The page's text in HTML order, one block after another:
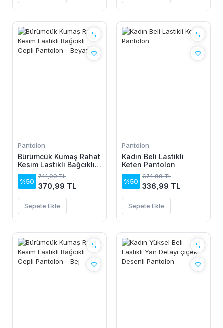
Pantolon
Bürümcük Kumaş Rahat
Kesim Lastikli Bağcıklı
Cepli Pantolon - Beyaz
%50
741,99 TL
370,99 TL
Sepete Ekle
Pantolon
Kadın Beli Lastikli
Keten Pantolon
%50
674,99 TL
336,99 TL
Sepete Ekle